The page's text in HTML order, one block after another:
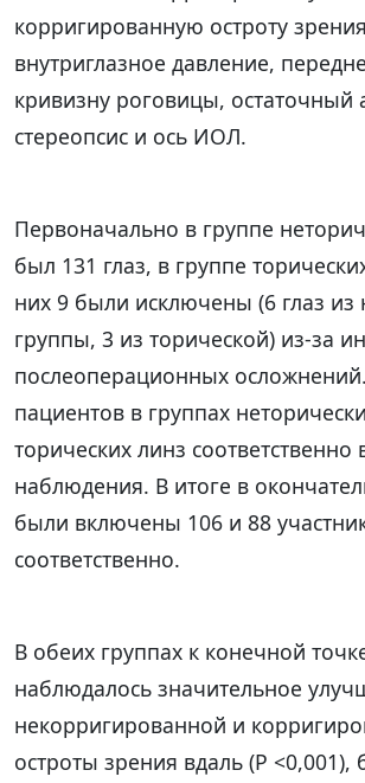
корригированную остроту
внутриглазное давление,
кривизну роговицы, остаточный
стереопсис и ось ИОЛ.
Первоначально в группе
был 131 глаз, в группе
них 9 были исключены (6 глаз из
группы, 3 из торической) из-за
послеоперационных
пациентов в группах
торических линз
наблюдения. В итоге в
были включены 106 и 88
соответственно.
В обеих группах к конечной
наблюдалось значительное
некорригированной и
остроты зрения вдаль (P <0,001),